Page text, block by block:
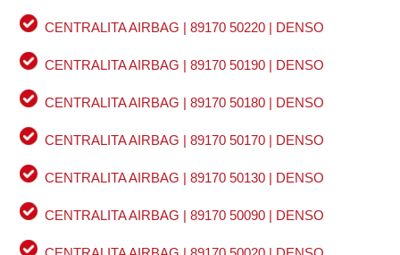
CENTRALITA AIRBAG | 89170 50220 | DENSO
CENTRALITA AIRBAG | 89170 50190 | DENSO
CENTRALITA AIRBAG | 89170 50180 | DENSO
CENTRALITA AIRBAG | 89170 50170 | DENSO
CENTRALITA AIRBAG | 89170 50130 | DENSO
CENTRALITA AIRBAG | 89170 50090 | DENSO